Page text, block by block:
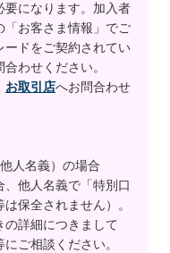
要になります。加入者
「お客さま情報」でご
ードをご契約されてい
合わせください。
お取引店へお問合わせ
人名義）の場合
、他人名義で「特別口
保全されません）。
の詳細につきまして
ご相談ください。